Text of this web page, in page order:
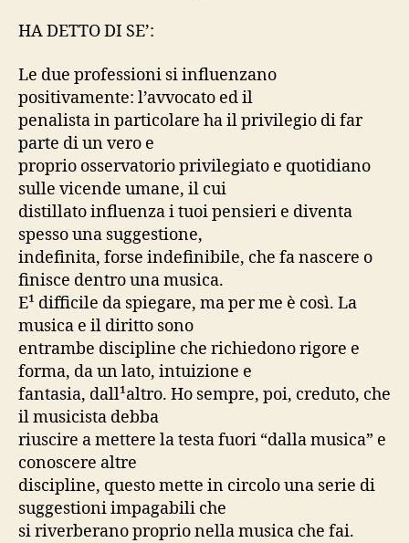
HA DETTO DI SE’:
Le due professioni si influenzano
positivamente: l’avvocato ed il
penalista in particolare ha il privilegio di far
parte di un vero e
proprio osservatorio privilegiato e quotidiano
sulle vicende umane, il cui
distillato influenza i tuoi pensieri e diventa
spesso una suggestione,
indefinita, forse indefinibile, che fa nascere o
finisce dentro una musica.
E¹ difficile da spiegare, ma per me è così. La
musica e il diritto sono
entrambe discipline che richiedono rigore e
forma, da un lato, intuizione e
fantasia, dall¹altro. Ho sempre, poi, creduto, che
il musicista debba
riuscire a mettere la testa fuori “dalla musica” e
conoscere altre
discipline, questo mette in circolo una serie di
suggestioni impagabili che
si riverberano proprio nella musica che fai.